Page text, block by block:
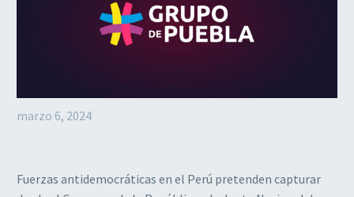
marzo 6, 2024
Fuerzas antidemocráticas en el Perú pretenden capturar